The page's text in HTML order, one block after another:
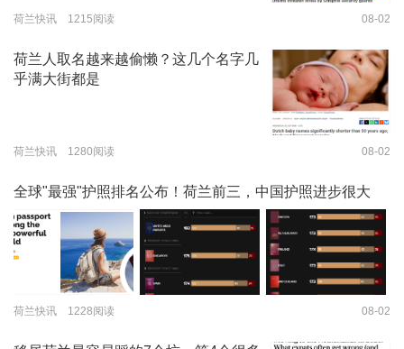
荷兰快讯 1215阅读 08-02
荷兰人取名越来越偷懒？这几个名字几
乎满大街都是
荷兰快讯 1280阅读 08-02
全球"最强"护照排名公布！荷兰前三，中国护照进步很大
荷兰快讯 1228阅读 08-02